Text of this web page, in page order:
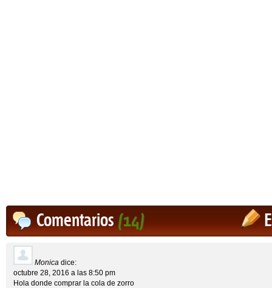
Comentarios(14)
Monica dice:
octubre 28, 2016 a las 8:50 pm
Hola donde comprar la cola de zorro